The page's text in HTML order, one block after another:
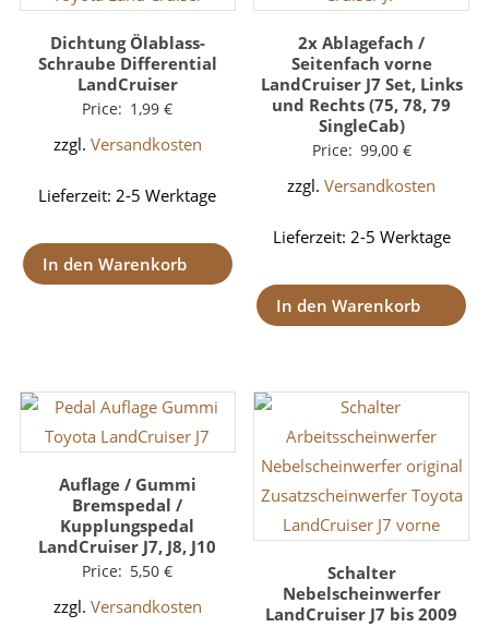
Dichtung Ölablass-
Schraube Differential
LandCruiser
Price: 1,99€
zzgl. Versandkosten
Lieferzeit:2-5 Werktage
In den Warenkorb
2x Ablagefach /
Seitenfach vorne
LandCruiser J7 Set, Links
und Rechts (75, 78, 79
SingleCab)
Price: 99,00 €
zzgl.Versandkosten
Lieferzeit: 2-5 Werktage
In den Warenkorb
Auflage / Gummi
Bremspedal /
Kupplungspedal
LandCruiser J7, J8, J10
Price: 5,50€
zzgl. Versandkosten
Schalter
Nebelscheinwerfer
LandCruiser J7 bis 2009